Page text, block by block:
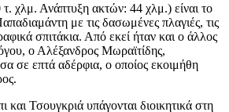
χλμ. Ανάπτυξη ακτών: 44 χλμ.) είναι το
με τις δασωμένες πλαγιές, τις
σπιτάκια. Από εκεί ήταν και ο άλλος
ο Αλέξανδρος Μωραϊτίδης,
σε επτά αδέρφια, ο οποίος εκοιμήθη
και Τσουγκριά υπάγονται διοικητικά στη